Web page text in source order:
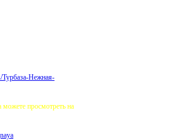
Турбаза-Нежная-
можете просмотреть на